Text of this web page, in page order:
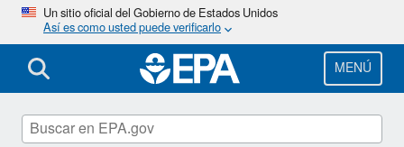
Pasar
al
contenido
principal
Un sitio oficial del Gobierno de Estados Unidos
Así es como usted puede verificarlo
MENÚ
Proteja el Agua Potable